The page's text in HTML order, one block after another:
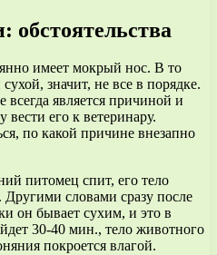
обстоятельства
имеет мокрый нос. В то
значит, не все в порядке.
всегда является причиной и
вести его к ветеринару.
по какой причине внезапно
питомец спит, его тело
Другими словами сразу после
он бывает сухим, и это в
30-40 мин., тело животного
покроется влагой.